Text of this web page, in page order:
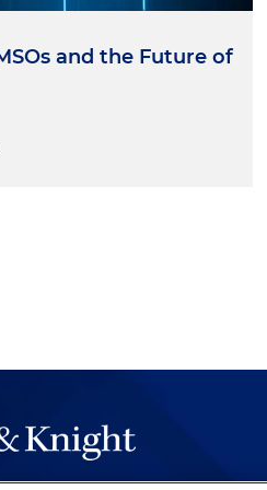
con los de la
tanto a la compañía
Necesitamos
en la práctica, no
Bueno. Alba,
damos las gracias también
and the Future of